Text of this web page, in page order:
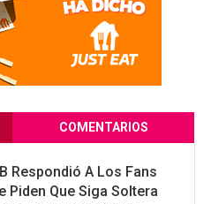
COMENTARIOS
Respondió A Los Fans
Piden Que Siga Soltera